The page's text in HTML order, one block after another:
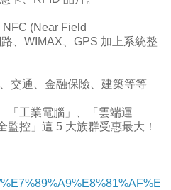
(Near Field
、WIMAX、GPS 加上系統整
交通、金融保險、建築等等
「工業電腦」、「雲端運
控」這 5 大族群受惠最大！